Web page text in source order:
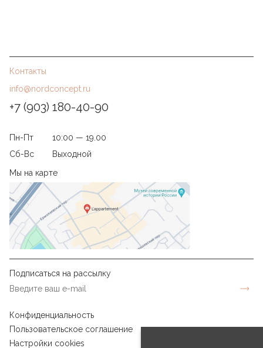
Контакты
info@nordconcept.ru
+7 (903) 180-40-90
Пн-Пт
10:00 — 19.00
Сб-Вс
Выходной
Мы на карте
Подписаться на рассылку
Конфиденциальность
Пользовательское соглашение
Настройки cookies